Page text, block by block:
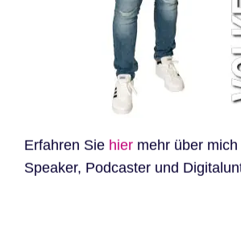
Erfahren Sie hiermehr über mich
Speaker, Podcaster und